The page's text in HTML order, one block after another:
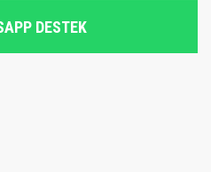
DESTEK